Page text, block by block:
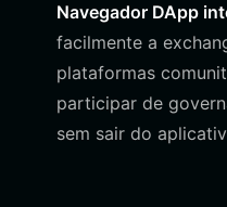
Navegador DApp
facilmente a
plataformas
participar de
sem sair do